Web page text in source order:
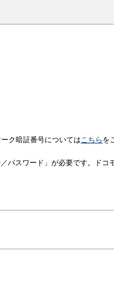
ク暗証番号についてはこちら を
パスワード」が必要です。ドコ